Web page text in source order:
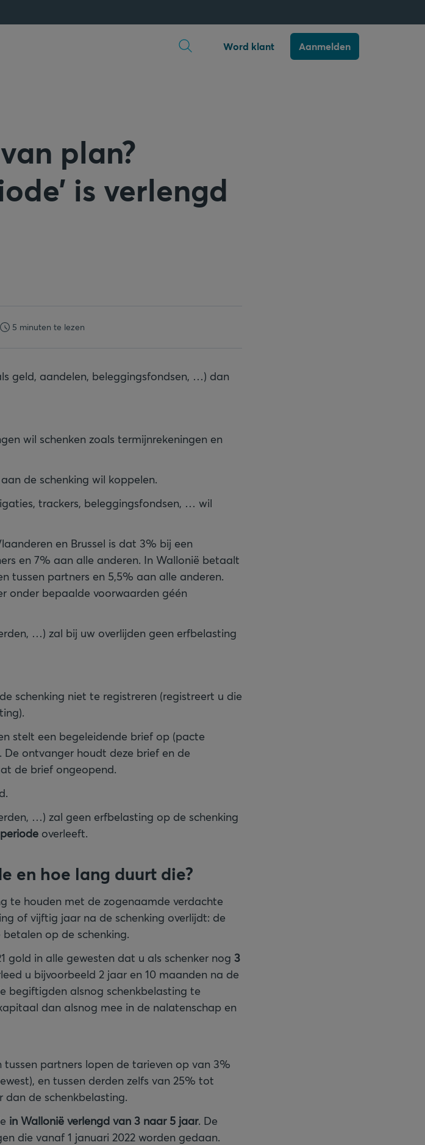
Word klant Aanmelden
plan?
is verlengd
5 minuten te lezen
geld, aandelen, beleggingsfondsen, …) dan
wil schenken zoals termijnrekeningen en
de schenking wil koppelen.
trackers, beleggingsfondsen, … wil
en Brussel is dat 3% bij een
en 7% aan alle anderen. In Wallonië betaalt
tussen partners en 5,5% aan alle anderen.
onder bepaalde voorwaarden géén
…) zal bij uw overlijden geen erfbelasting
schenking niet te registreren (registreert u die
stelt een begeleidende brief op (pacte
ontvanger houdt deze brief en de
de brief ongeopend.
…) zal geen erfbelasting op de schenking
overleeft.
en hoe lang duurt die?
te houden met de zogenaamde verdachte
of vijftig jaar na de schenking overlijdt: de
op de schenking.
gold in alle gewesten dat u als schenker nog 3
u bijvoorbeeld 2 jaar en 10 maanden na de
begiftigden alsnog schenkbelasting te
dan alsnog mee in de nalatenschap en
partners lopen de tarieven op van 3%
en tussen derden zelfs van 25% tot
dan de schenkbelasting.
in Wallonië verlengd van 3 naar 5 jaar. De
die vanaf 1 januari 2022 worden gedaan.